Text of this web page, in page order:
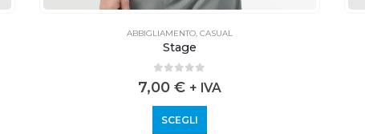
ABBIGLIAMENTO, CASUAL
Stage
7,00 € + IVA
SCEGLI